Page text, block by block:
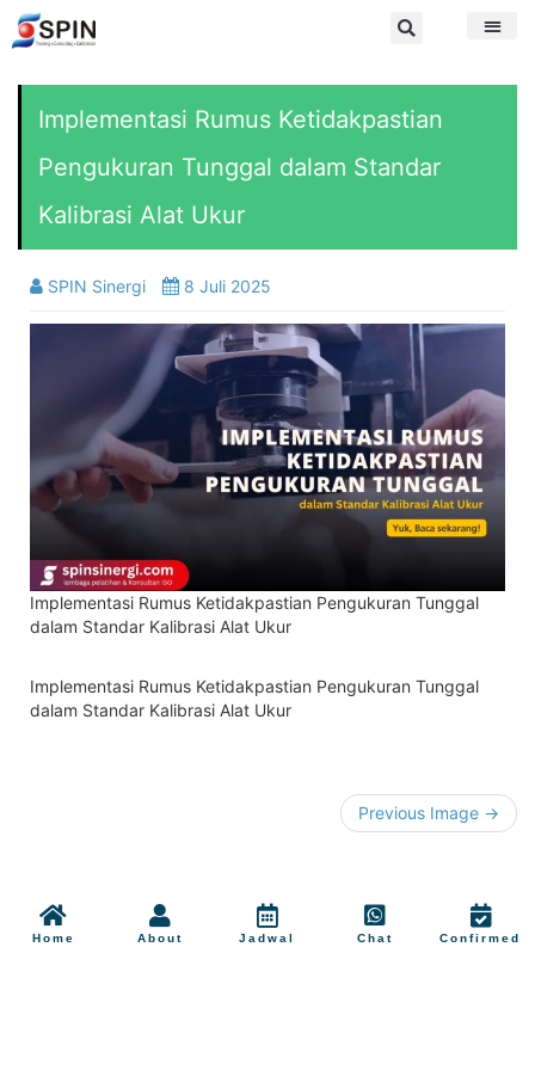
Implementasi Rumus Ketidakpastian
Pengukuran Tunggal dalam Standar
Kalibrasi Alat Ukur
SPIN Sinergi 8 Juli 2025
Implementasi Rumus Ketidakpastian Pengukuran Tunggal
dalam Standar Kalibrasi Alat Ukur
Implementasi Rumus Ketidakpastian Pengukuran Tunggal
dalam Standar Kalibrasi Alat Ukur
Previous Image →
Home About Jadwal Chat Confirmed